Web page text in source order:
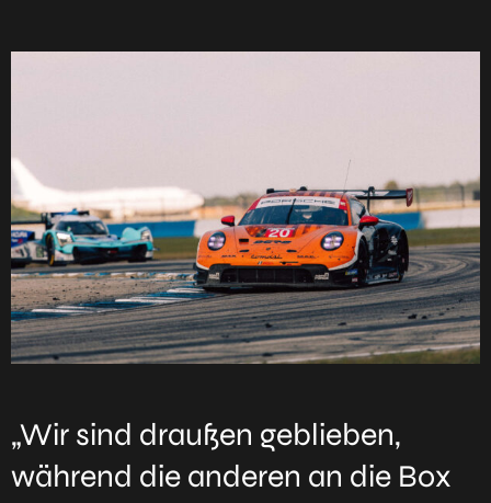
„Wir sind draußen geblieben,
während die anderen an die Box